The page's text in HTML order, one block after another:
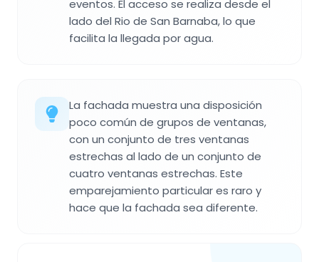
eventos. El acceso se realiza desde el
lado del Rio de San Barnaba, lo que
facilita la llegada por agua.
La fachada muestra una disposición
poco común de grupos de ventanas,
con un conjunto de tres ventanas
estrechas al lado de un conjunto de
cuatro ventanas estrechas. Este
emparejamiento particular es raro y
hace que la fachada sea diferente.